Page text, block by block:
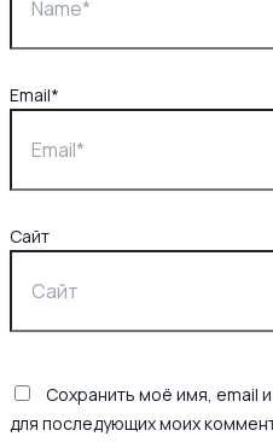
Email*
Сайт
Сохранить моё имя, email
для последующих моих